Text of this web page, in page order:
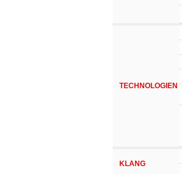
TECHNOLOGIEN
KLANG